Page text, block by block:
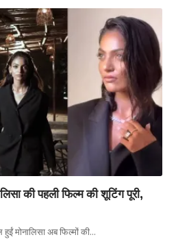
की पहली फिल्म की शूटिंग पूरी,
मोनालिसा अब फिल्मों की…